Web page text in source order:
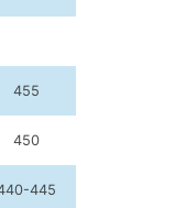
455
450
445